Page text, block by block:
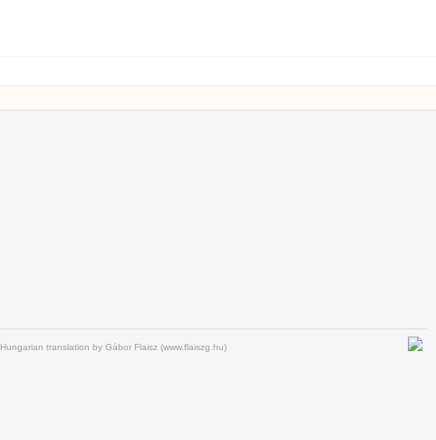
Hungarian translation by Gábor Flaisz (www.flaiszg.hu)